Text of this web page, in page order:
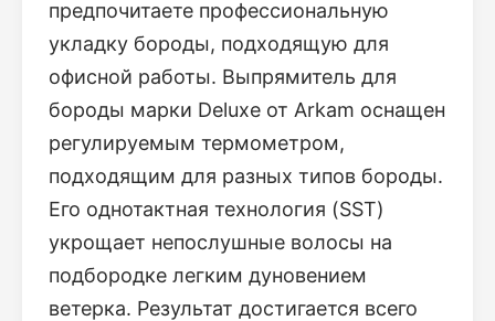
предпочитаете профессиональную
укладку бороды, подходящую для
офисной работы. Выпрямитель для
бороды марки Deluxe от Arkam оснащен
регулируемым термометром,
подходящим для разных типов бороды.
Его однотактная технология (SST)
укрощает непослушные волосы на
подбородке легким дуновением
ветерка. Результат достигается всего